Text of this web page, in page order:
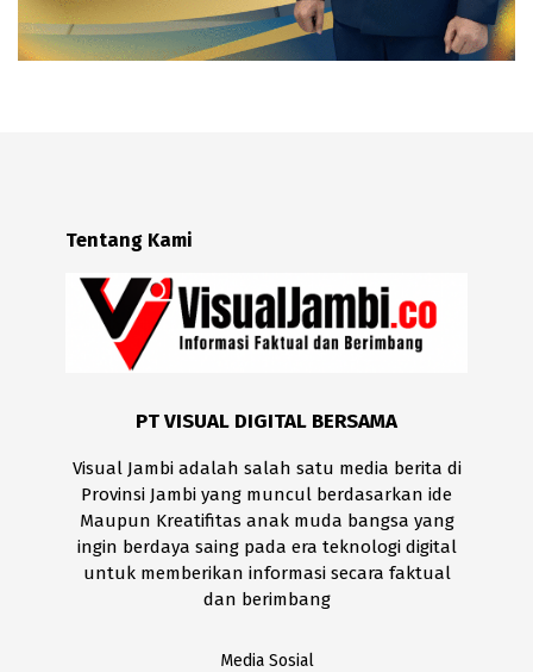
Tentang Kami
PT VISUAL DIGITAL BERSAMA
Visual Jambi adalah salah satu media berita di
Provinsi Jambi yang muncul berdasarkan ide
Maupun Kreatifitas anak muda bangsa yang
ingin berdaya saing pada era teknologi digital
untuk memberikan informasi secara faktual
dan berimbang
Media Sosial